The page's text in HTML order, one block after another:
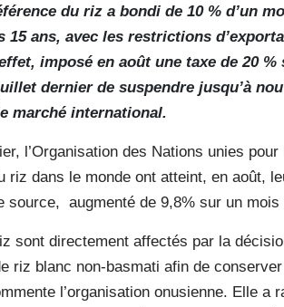
du riz a bondi de 10 % d’un
15 ans, avec les restrictions
imposé en août une taxe de 20
dernier de suspendre jusqu’à
marché international.
l’Organisation des Nations unies
riz dans le monde ont atteint, en août,
source, augmenté de 9,8% sur un
sont directement affectés par la
riz blanc non-basmati afin de
l’organisation onusienne. Elle a